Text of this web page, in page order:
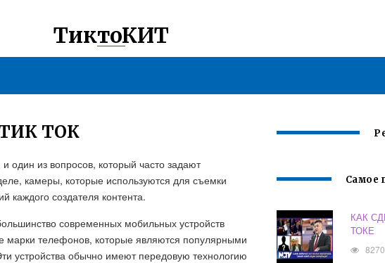
ТиктоКИТ
ТОК
один из вопросов, который часто задают
камеры, которые используются для съемки
каждого создателя контента.
современных мобильных устройств
марки телефонов, которые являются популярными
устройства обычно имеют передовую технологию
Самое
КАК
ТОКЕ
8270